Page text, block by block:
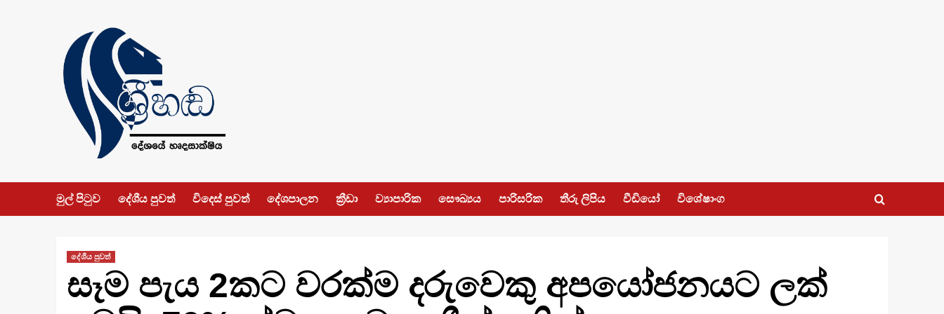
මුල් පිටුව දේශීය පුවත් විදෙස් පුවත් දේශපාලන ක්‍රීඩා ව්‍යාපාරික සෞඛ්‍යය පාරිසරික තීරු ලිපිය වීඩියෝ විශේෂාංග
දේශීය පුවත්
සෑම පැය 2කට වරක්ම දරුවෙකු අපයෝජනයට ලක්